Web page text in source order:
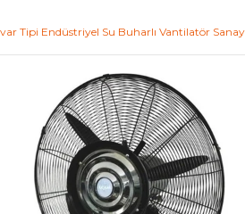
Tipi Endüstriyel Su Buharlı Vantilatör